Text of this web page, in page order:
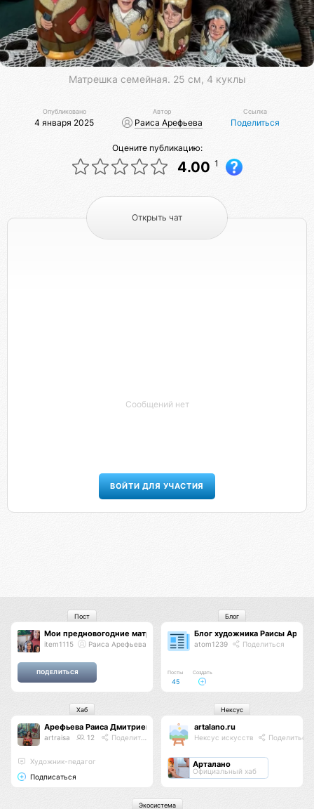
Матрешка семейная. 25 см, 4 куклы
Опубликовано
4 января 2025
Автор
Раиса Арефьева
Ссылка
Поделиться
Оцените публикацию:
4.00 1
Открыть чат
Сообщений нет
ВОЙТИ ДЛЯ УЧАСТИЯ
Мои предновогодние матрешки.
item1115 Раиса Арефьева
Пост
Блог художника Раисы
atom1239 Поделиться
Посты
45
Создать
Блог
Арефьева Раиса Дмитриевна
artraisa 12 Поделиться
Художник-педагог
Подписаться
Хаб
artalano.ru
Нексус искусств Поделиться
Арталано
Официальный хаб
Нексус
Экосистема